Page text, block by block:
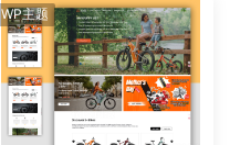
WP主题